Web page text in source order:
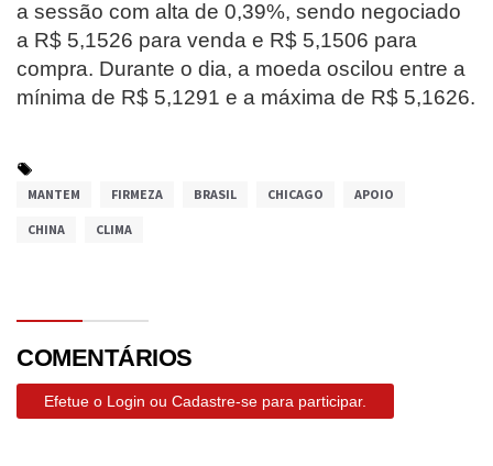
a sessão com alta de 0,39%, sendo negociado
a R$ 5,1526 para venda e R$ 5,1506 para
compra. Durante o dia, a moeda oscilou entre a
mínima de R$ 5,1291 e a máxima de R$ 5,1626.
MANTEM FIRMEZA BRASIL CHICAGO APOIO
CHINA CLIMA
COMENTÁRIOS
Efetue o Login ou Cadastre-se para participar.